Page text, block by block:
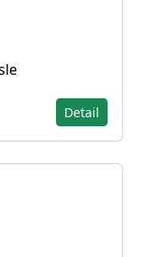
Detail